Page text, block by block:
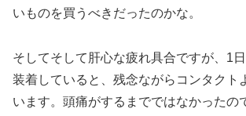
いものを買うべきだったのかな。
そしてそして肝心な疲れ具合ですが、1
装着していると、残念ながらコンタクト
います。頭痛がするまでではなかったの